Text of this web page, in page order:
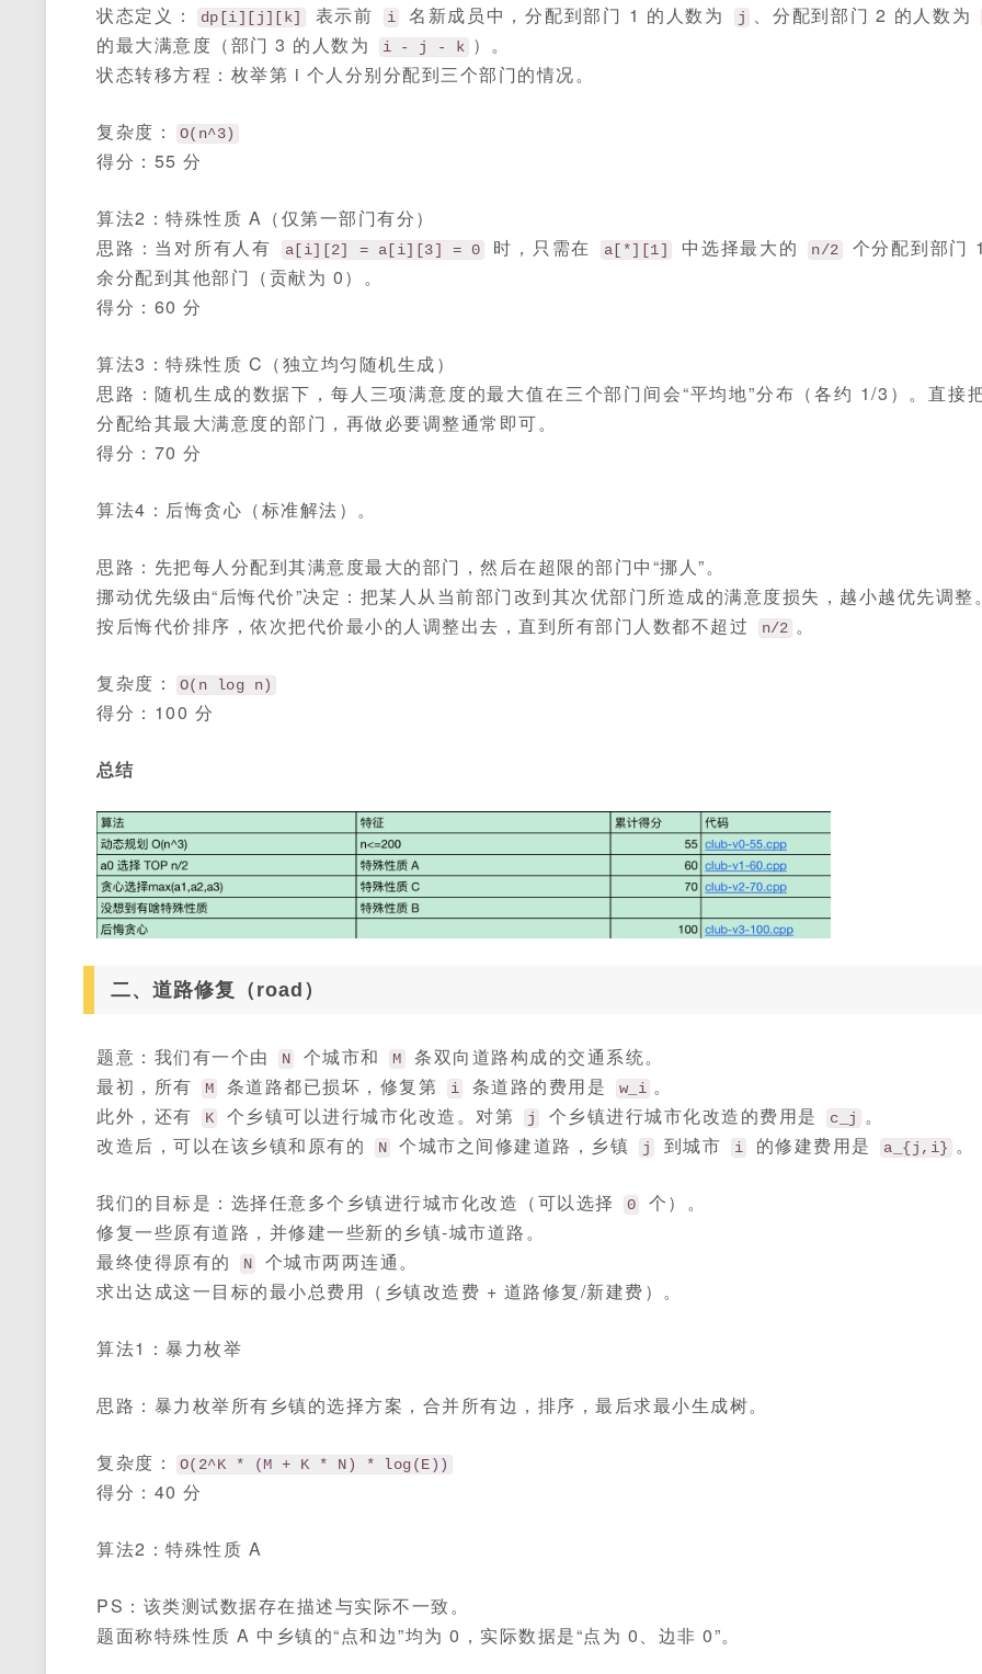
状态定义： dp[i][j][k] 表示前 i 名新成员中，分配到部门 1 的人数为 j
、分配到部门 2 的人数为
的最大满意度（部门 3 的人数为
i - j - k ）。
状态转移方程：枚举第 i 个人分别分配到三个部门的情况。
复杂度： O(n^3)
得分：55 分
算法2：特殊性质 A（仅第一部门有分）
思路：当对所有人有
a[i][2] = a[i][3] = 0 时，只需在 a[*][1] 中选择最大的 n/2
个分配到部门
余分配到其他部门（贡献为 0）。
得分：60 分
算法3：特殊性质 C（独立均匀随机生成）
思路：随机生成的数据下，每人三项满意度的最大值在三个部门间会“平均地”分布（各约 1/3）。直接
分配给其最大满意度的部门，再做必要调整通常即可。
得分：70 分
算法4：后悔贪心（标准解法）。
思路：先把每人分配到其满意度最大的部门，然后在超限的部门中“挪人”。
挪动优先级由“后悔代价”决定：把某人从当前部门改到其次优部门所造成的满意度损失，越小越优先调整
按后悔代价排序，依次把代价最小的人调整出去，直到所有部门人数都不超过
n/2 。
复杂度： O(n log n)
得分：100 分
总结
二、道路修复（road）
题意：我们有一个由 N 个城市和 M
条双向道路构成的交通系统。
最初，所有
M 条道路都已损坏，修复第 i 条道路的费用是 w_i 。
此外，还有
K 个乡镇可以进行城市化改造。对第 j 个乡镇进行城市化改造的费用是 c_j
。
改造后，可以在该乡镇和原有的
N 个城市之间修建道路，乡镇 j 到城市 i 的修建费用是 a_{j,i} 。
我们的目标是：选择任意多个乡镇进行城市化改造（可以选择 0
个）。
修复一些原有道路，并修建一些新的乡镇-城市道路。
最终使得原有的
N
个城市两两连通。
求出达成这一目标的最小总费用（乡镇改造费 + 道路修复/新建费）。
算法1：暴力枚举
思路：暴力枚举所有乡镇的选择方案，合并所有边，排序，最后求最小生成树。
复杂度： O(2^K * (M + K * N) * log(E))
得分：40 分
算法2：特殊性质 A
PS：该类测试数据存在描述与实际不一致。
题面称特殊性质 A 中乡镇的“点和边”均为 0，实际数据是“点为 0、边非 0”。